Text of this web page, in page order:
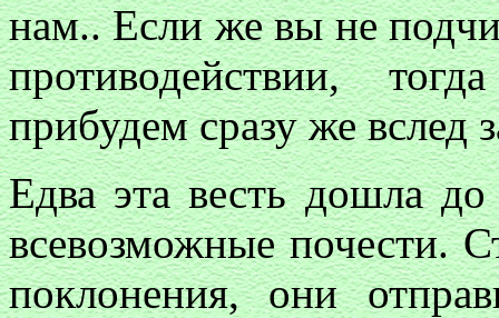
нам.. Если же вы не
противодействии,
прибудем сразу же вслед
Едва эта весть дошла
всевозможные почести.
поклонения, они